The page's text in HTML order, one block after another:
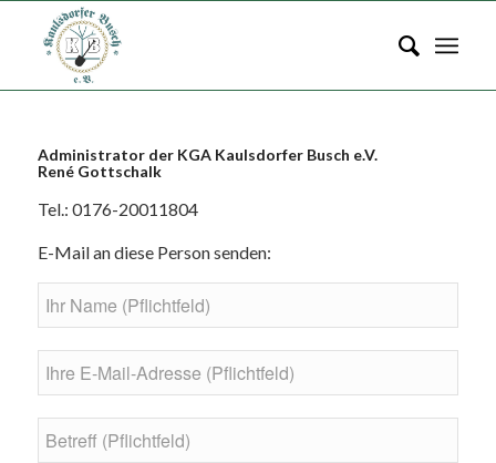
Administrator der KGA Kaulsdorfer Busch e.V.
René Gottschalk
Tel.: 0176-20011804
E-Mail an diese Person senden: